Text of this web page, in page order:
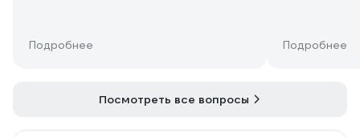
Подробнее Подробнее
Посмотреть все вопросы